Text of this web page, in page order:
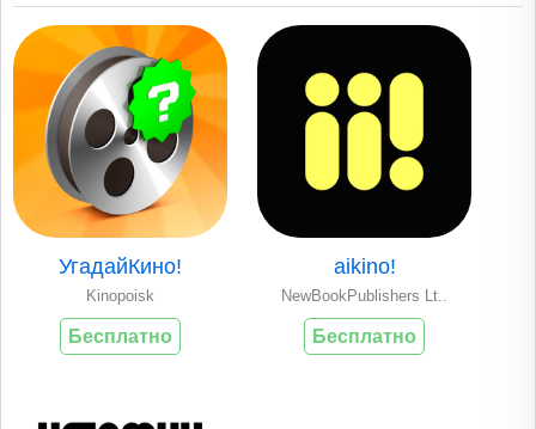
УгадайКино!
Kinopoisk
Бесплатно
aikino!
NewBookPublishers Lt..
Бесплатно